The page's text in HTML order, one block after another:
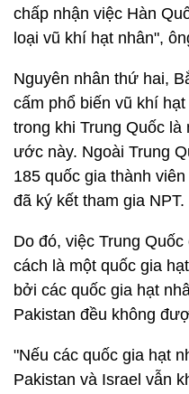
chấp nhận việc Hàn
loại vũ khí hạt nhân",
Nguyên nhân thứ hai,
cấm phổ biến vũ khí
trong khi Trung Quốc
ước này. Ngoài Trung
185 quốc gia thành
đã ký kết tham gia NPT.
Do đó, việc Trung
cách là một quốc gia
bởi các quốc gia hạt
Pakistan đều không
"Nếu các quốc gia hạt
Pakistan và Israel vẫn